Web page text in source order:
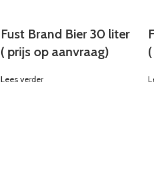
Fust Brand Bier 30 liter
( prijs op aanvraag)
Lees verder